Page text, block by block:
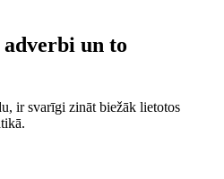
adverbi un to
ir svarīgi zināt biežāk lietotos